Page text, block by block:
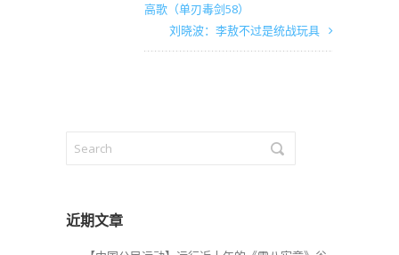
高歌（单刃毒剑58）
刘晓波：李敖不过是统战玩具
近期文章